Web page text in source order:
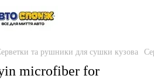
та рушники для сушки кузова
microfiber for